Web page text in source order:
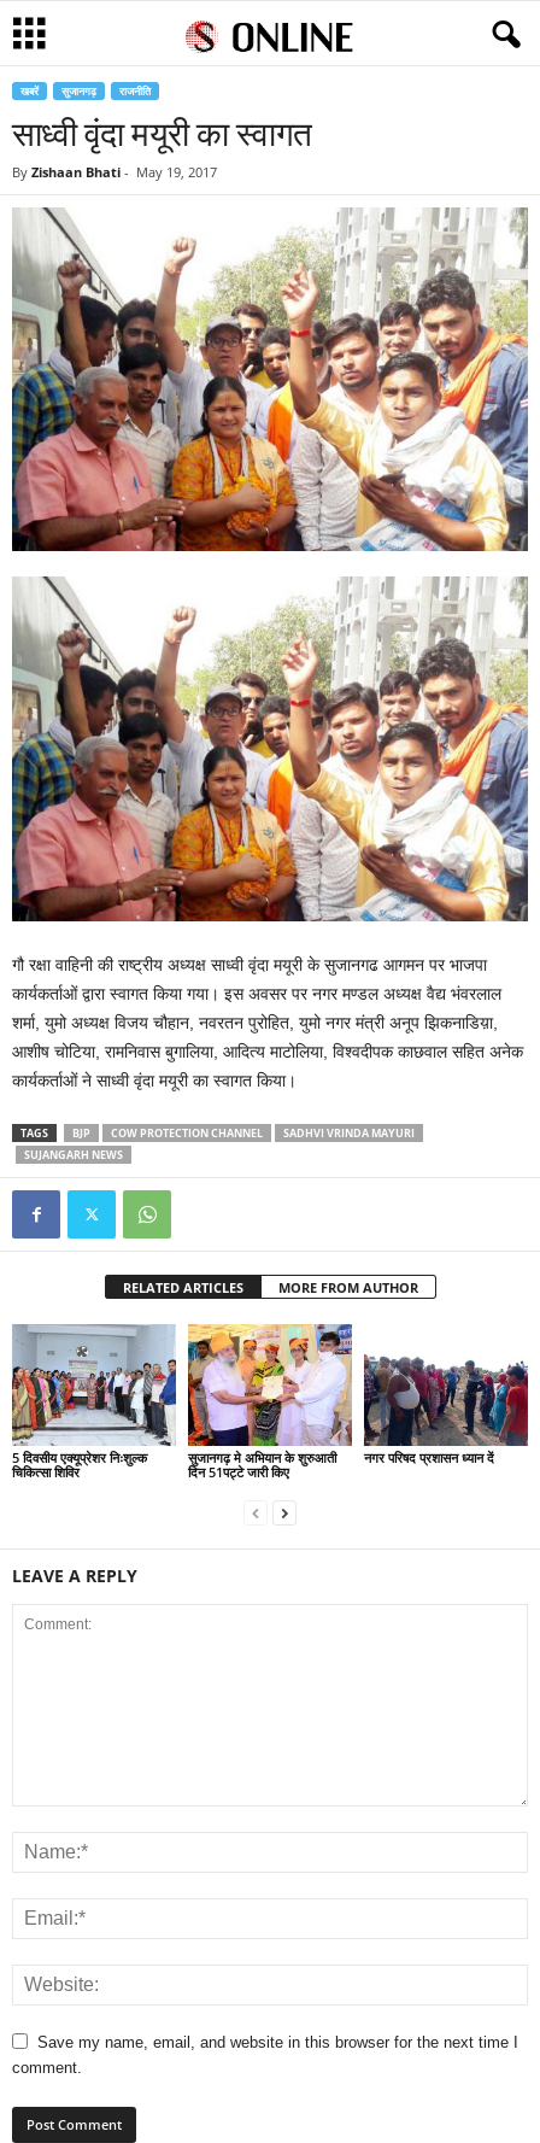
खबरें सुजानगढ़ राजनीति
साध्वी वृंदा मयूरी का स्वागत
By Zishaan Bhati - May 19, 2017
गौ रक्षा वाहिनी की राष्ट्रीय अध्यक्ष साध्वी वृंदा मयूरी के सुजानगढ आगमन पर भाजपा
कार्यकर्ताओं द्वारा स्वागत किया गया। इस अवसर पर नगर मण्डल अध्यक्ष वैद्य भंवरलाल
शर्मा, युमो अध्यक्ष विजय चौहान, नवरतन पुरोहित, युमो नगर मंत्री अनूप झिकनाडिय़ा,
आशीष चोटिया, रामनिवास बुगालिया, आदित्य माटोलिया, विश्वदीपक काछवाल सहित अनेक
कार्यकर्ताओं ने साध्वी वृंदा मयूरी का स्वागत किया।
TAGS BJP COW PROTECTION CHANNEL
SADHVI VRINDA MAYURI
SUJANGARH NEWS
RELATED ARTICLES MORE FROM AUTHOR
5 दिवसीय एक्यूप्रेशर निःशुल्क
चिकित्सा शिविर
सुजानगढ़ मे अभियान के शुरुआती
दिन 51पट्टे जारी किए
नगर परिषद प्रशासन ध्यान दें
LEAVE A REPLY
Save my name, email, and website in this browser for the next time I
comment.